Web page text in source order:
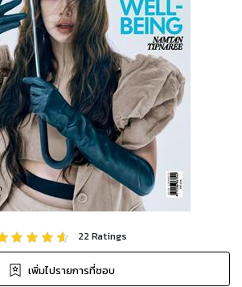
22Ratings
เพิ่มไปรายการที่ชอบ